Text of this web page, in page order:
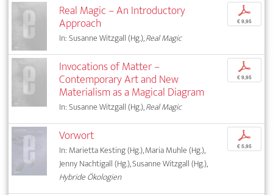
Real Magic – An Introductory
Approach
In: Susanne Witzgall (Hg.),Real Magic
p
€ 9,95
Invocations of Matter –
Contemporary Art and New
Materialism as a Magical Diagram
In: Susanne Witzgall (Hg.),Real Magic
p
€ 9,95
Vorwort
In: Marietta Kesting (Hg.), Maria Muhle (Hg.),
Jenny Nachtigall (Hg.), Susanne Witzgall (Hg.),
Hybride Ökologien
p
€ 5,95